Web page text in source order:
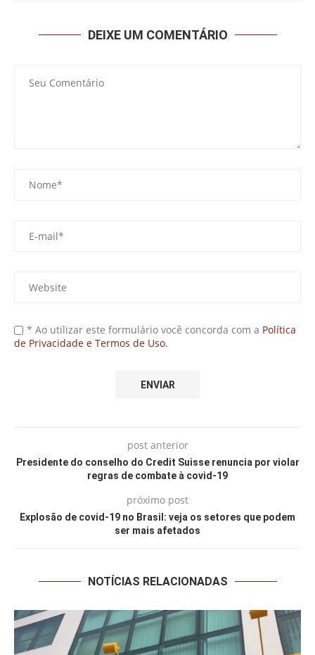
DEIXE UM COMENTÁRIO
* Ao utilizar este formulário você concorda com a Política
de Privacidade e Termos de Uso.
post anterior
Presidente do conselho do Credit Suisse renuncia por violar
regras de combate à covid-19
próximo post
Explosão de covid-19 no Brasil: veja os setores que podem
ser mais afetados
NOTÍCIAS RELACIONADAS